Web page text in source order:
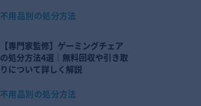
不用品別の処分方法
【専門家監修】ゲーミングチェア
の処分方法4選｜無料回収や引き取
りについて詳しく解説
不用品別の処分方法